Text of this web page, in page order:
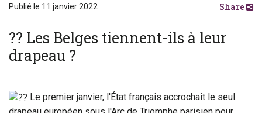
Publié le 11 janvier 2022 Share
?? Les Belges tiennent-ils à leur
drapeau ?
Le premier janvier, l'État français accrochait le seul